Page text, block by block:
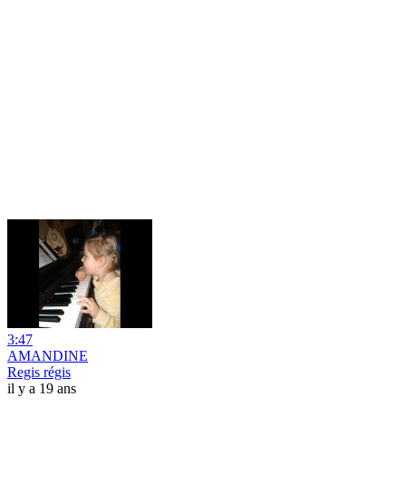
3:47
AMANDINE
Regis régis
il y a 19 ans